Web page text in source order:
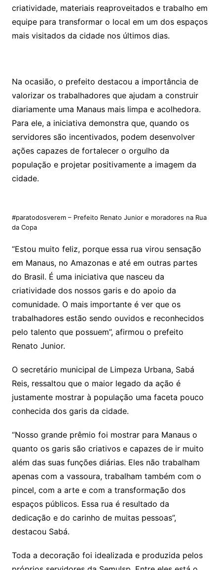
criatividade, materiais reaproveitados e trabalho em
equipe para transformar o local em um dos espaços
mais visitados da cidade nos últimos dias.
Na ocasião, o prefeito destacou a importância de
valorizar os trabalhadores que ajudam a construir
diariamente uma Manaus mais limpa e acolhedora.
Para ele, a iniciativa demonstra que, quando os
servidores são incentivados, podem desenvolver
ações capazes de fortalecer o orgulho da
população e projetar positivamente a imagem da
cidade.
#paratodosverem – Prefeito Renato Junior e moradores na Rua
da Copa
“Estou muito feliz, porque essa rua virou sensação
em Manaus, no Amazonas e até em outras partes
do Brasil. É uma iniciativa que nasceu da
criatividade dos nossos garis e do apoio da
comunidade. O mais importante é ver que os
trabalhadores estão sendo ouvidos e reconhecidos
pelo talento que possuem”, afirmou o prefeito
Renato Junior.
O secretário municipal de Limpeza Urbana, Sabá
Reis, ressaltou que o maior legado da ação é
justamente mostrar à população uma faceta pouco
conhecida dos garis da cidade.
“Nosso grande prêmio foi mostrar para Manaus o
quanto os garis são criativos e capazes de ir muito
além das suas funções diárias. Eles não trabalham
apenas com a vassoura, trabalham também com o
pincel, com a arte e com a transformação dos
espaços públicos. Essa rua é resultado da
dedicação e do carinho de muitas pessoas”,
destacou Sabá.
Toda a decoração foi idealizada e produzida pelos